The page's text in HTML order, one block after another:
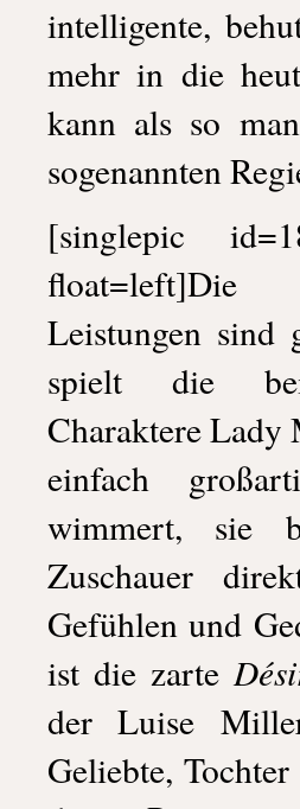
intelligente,
mehr in die
kann als so
sogenannten
[singlepic
float=left]Die
Leistungen sind
spielt die
Charaktere
einfach
wimmert, sie
Zuschauer
Gefühlen und
ist die zarte
der Luise
Geliebte,